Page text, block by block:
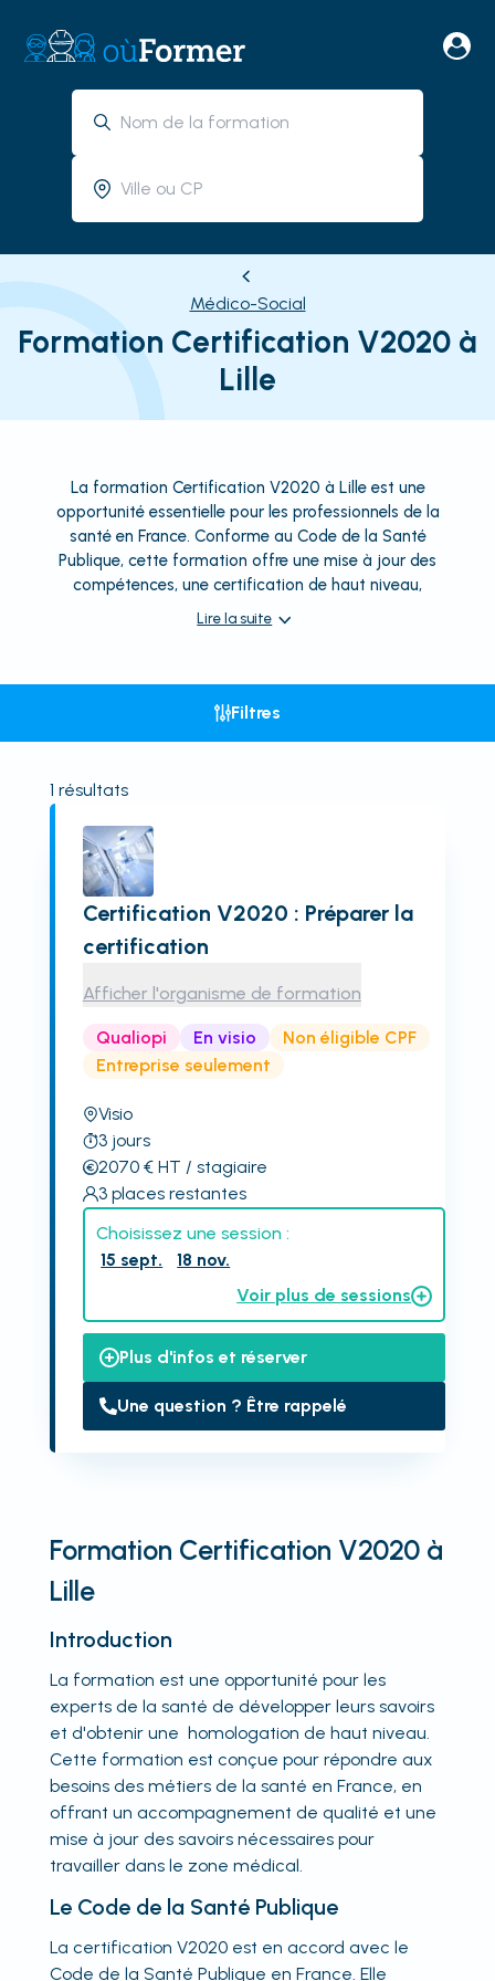
Médico-Social
Formation Certification V2020 à
Lille
La formation Certification V2020 à Lille est une
opportunité essentielle pour les professionnels de la
santé en France. Conforme au Code de la Santé
Publique, cette formation offre une mise à jour des
compétences, une certification de haut niveau,
Lire la suite
Filtres
1 résultats
Certification V2020 : Préparer la
certification
Afficher l'organisme de formation
Qualiopi En visio
Non éligible CPF
Entreprise seulement
Visio
3 jours
2070€ HT / stagiaire
3 places restantes
Choisissez une session :
15 sept.
18 nov.
Voir plus de sessions
Plus d'infos et réserver
Une question ? Être rappelé
Formation Certification V2020 à
Lille
Introduction
La formation est une opportunité pour les
experts de la santé de développer leurs savoirs
et d'obtenir une homologation de haut niveau.
Cette formation est conçue pour répondre aux
besoins des métiers de la santé en France, en
offrant un accompagnement de qualité et une
mise à jour des savoirs nécessaires pour
travailler dans le zone médical.
Le Code de la Santé Publique
La certification V2020 est en accord avec le
Code de la Santé Publique en France. Elle